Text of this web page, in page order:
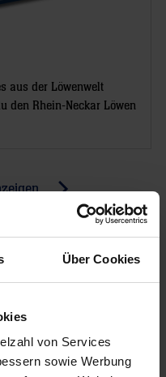
Über Cookies
von Services
sowie Werbung
aus der Löwenwelt
den Rhein-Neckar Löwen
newst
Löwen
des
THW